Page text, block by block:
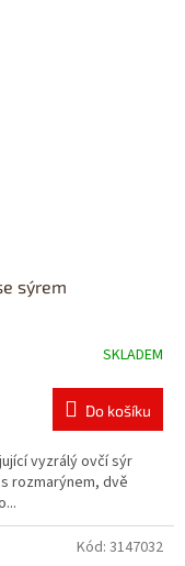
sýrem
SKLADEM
Do košíku
vyzrálý ovčí sýr
rozmarýnem, dvě
Kód: 3147032